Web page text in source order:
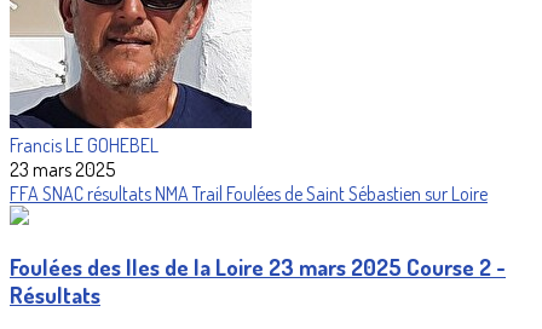
Francis LE GOHEBEL
23 mars 2025
FFA SNACrésultatsNMATrail Foulées de Saint Sébastien sur Loire
Foulées des Iles de la Loire 23 mars 2025 Course 2 -
Résultats